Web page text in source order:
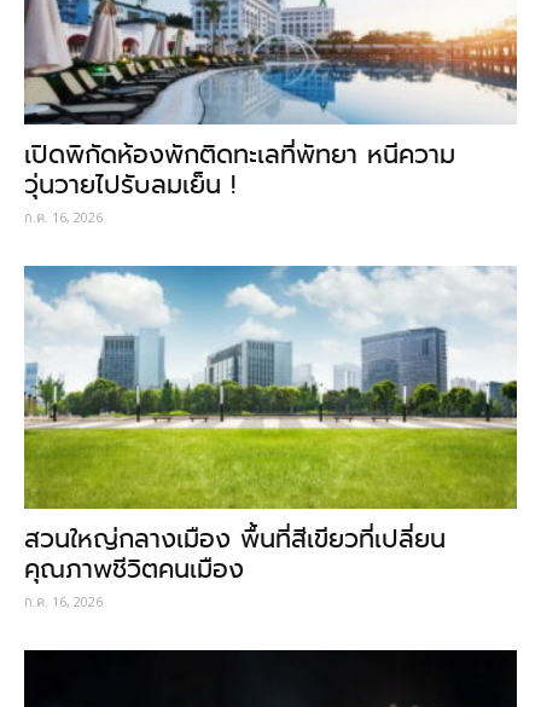
เปิดพิกัดห้องพักติดทะเลที่พัทยา หนีความ
วุ่นวายไปรับลมเย็น !
ก.ค. 16, 2026
สวนใหญ่กลางเมือง พื้นที่สีเขียวที่เปลี่ยน
คุณภาพชีวิตคนเมือง
ก.ค. 16, 2026